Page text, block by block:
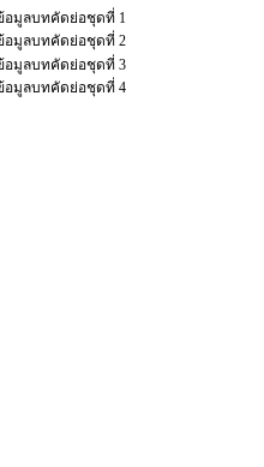
อมูลบทคัดย่อชุดที่ 1
อมูลบทคัดย่อชุดที่ 2
อมูลบทคัดย่อชุดที่ 3
อมูลบทคัดย่อชุดที่ 4